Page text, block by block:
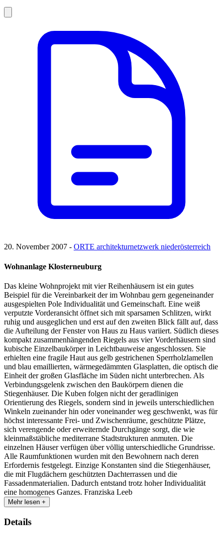
20. November 2007 - ORTE architekturnetzwerk niederösterreich
Wohnanlage Klosterneuburg
Das kleine Wohnprojekt mit vier Reihenhäusern ist ein gutes
Beispiel für die Vereinbarkeit der im Wohnbau gern gegeneinander
ausgespielten Pole Individualität und Gemeinschaft. Eine weiß
verputzte Vorderansicht öffnet sich mit sparsamen Schlitzen, wirkt
ruhig und ausgeglichen und erst auf den zweiten Blick fällt auf, dass
die Aufteilung der Fenster von Haus zu Haus variiert. Südlich dieses
kompakt zusammenhängenden Riegels aus vier Vorderhäusern sind
kubische Einzelbaukörper in Leichtbauweise angeschlossen. Sie
erhielten eine fragile Haut aus gelb gestrichenen Sperrholzlamellen
und blau emaillierten, wärmegedämmten Glasplatten, die optisch die
Einheit der großen Glasfläche im Süden nicht unterbrechen. Als
Verbindungsgelenk zwischen den Baukörpern dienen die
Stiegenhäuser. Die Kuben folgen nicht der geradlinigen
Orientierung des Riegels, sondern sind in jeweils unterschiedlichen
Winkeln zueinander hin oder voneinander weg geschwenkt, was für
höchst interessante Frei- und Zwischenräume, geschützte Plätze,
sich verengende oder erweiternde Durchgänge sorgt, die wie
kleinmaßstäbliche mediterrane Stadtstrukturen anmuten. Die
einzelnen Häuser verfügen über völlig unterschiedliche Grundrisse.
Alle Raumfunktionen wurden mit den Bewohnern nach deren
Erfordernis festgelegt. Einzige Konstanten sind die Stiegenhäuser,
die mit Flugdächern geschützten Dachterrassen und die
Fassadenmaterialien. Dadurch entstand trotz hoher Individualität
eine homogenes Ganzes. Franziska Leeb
Mehr lesen +
Details